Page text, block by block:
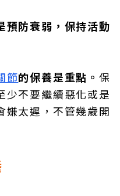
預防衰弱，保持活動
節的保養是重點。保
少不要繼續惡化或是
嫌太遲，不管幾歲開